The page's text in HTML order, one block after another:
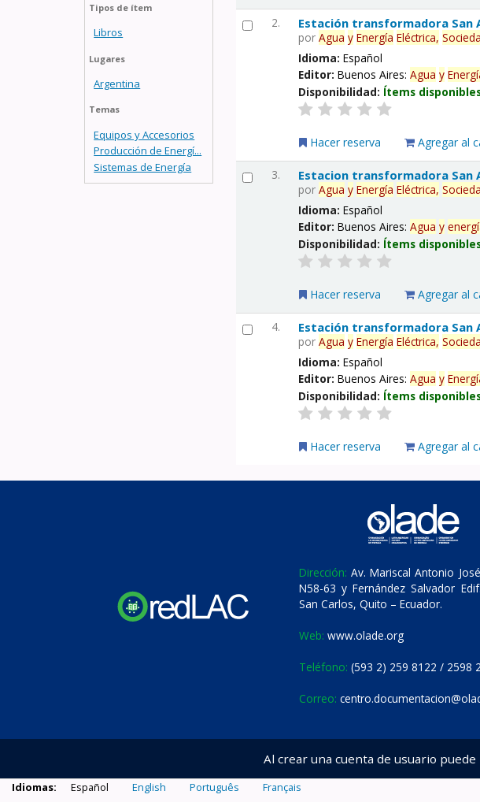
Tipos de ítem
Libros
Lugares
Argentina
Temas
Equipos y Accesorios
Producción de Energí...
Sistemas de Energía
2. Estación transformadora San
porAgua y Energía Eléctrica,
Idioma:Español
Editor:Buenos Aires:Agua y
Disponibilidad: Ítems
Hacer reserva Agregar al
3. Estacion transformadora San
porAgua y Energía Eléctrica,
Idioma:Español
Editor:Buenos Aires:Agua y
Disponibilidad: Ítems
Hacer reserva Agregar al
4. Estación transformadora San
porAgua y Energía Eléctrica,
Idioma:Español
Editor:Buenos Aires:Agua y
Disponibilidad: Ítems
Hacer reserva Agregar al
Dirección: Av. Mariscal Antonio
N58-63 y Fernández Salvador
San Carlos, Quito – Ecuador.
Web: www.olade.org
Teléfono: (593 2) 259 8122 / 2598
Correo:
Al crear una cuenta de usuario
Idiomas: Español English Português Français